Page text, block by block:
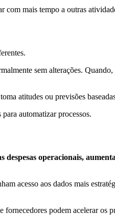
mais tempo a outras
sem alterações.
atitudes ou previsões
automatizar processos.
operacionais,
acesso aos dados mais
podem acelerar os